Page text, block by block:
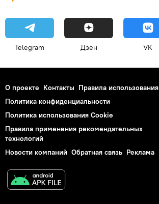
Telegram Дзен VK
О проекте Контакты Правила использования
Политика конфиденциальности
Политика использования Cookie
Правила применения рекомендательных
технологий
Новости компаний Обратная связь Реклама